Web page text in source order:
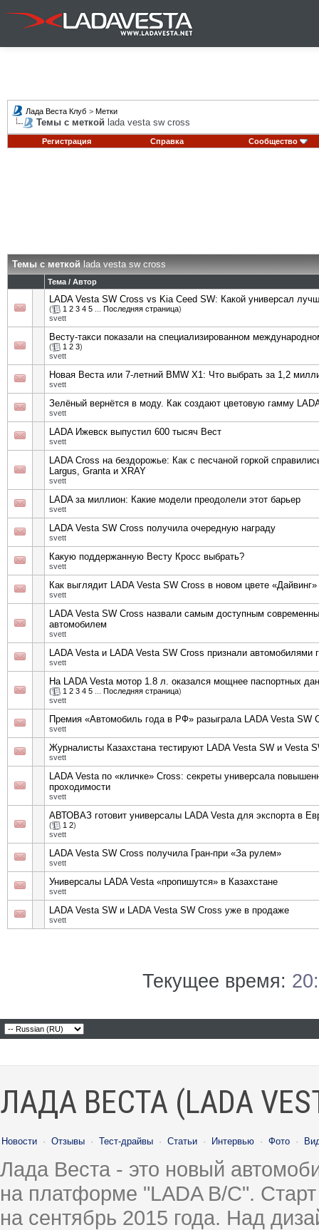
Лада Веста Клуб > Метки
Темы с меткой lada vesta sw cross
Регистрация Справка Сообщество
Темы с меткой lada vesta sw cross
Тема / Автор
LADA Vesta SW Cross vs Kia Ceed SW: Какой универсал
( 1 2 3 4 5 Последняя страница)
svett
Весту-такси показали на специализированном
( 1 2 3)
svett
Новая Веста или 7-летний BMW X1: Что выбрать за 1,2
svett
Зелёный вернётся в моду. Как создают цветовую гамму
svett
LADA Ижевск выпустил 600 тысяч Вест
svett
LADA Cross на бездорожье: Как с песчаной горкой
Largus, Granta и XRAY
svett
LADA за миллион: Какие модели преодолели этот барьер
svett
LADA Vesta SW Cross получила очередную награду
svett
Какую поддержанную Весту Кросс выбрать?
svett
Как выглядит LADA Vesta SW Cross в новом цвете «Дайвинг»
svett
LADA Vesta SW Cross назвали самым доступным
автомобилем
svett
LADA Vesta и LADA Vesta SW Cross признали автомобилями
svett
На LADA Vesta мотор 1.8 л. оказался мощнее паспортных
( 1 2 3 4 5 Последняя страница)
svett
Премия «Автомобиль года в РФ» разыграла LADA Vesta SW
svett
Журналисты Казахстана тестируют LADA Vesta SW и Vesta
svett
LADA Vesta по «кличке» Cross: секреты универсала
проходимости
svett
АВТОВАЗ готовит универсалы LADA Vesta для экспорта в
( 1 2)
svett
LADA Vesta SW Cross получила Гран-при «За рулем»
svett
Универсалы LADA Vesta «пропишутся» в Казахстане
svett
LADA Vesta SW и LADA Vesta SW Cross уже в продаже
svett
Текущее время:
ЛАДА ВЕСТА (LADA
Новости · Отзывы · Тест-драйвы · Статьи · Интервью · Фото ·
Лада Веста - это новый
на платформе "LADA B/C".
на сентябрь 2015 года. Над